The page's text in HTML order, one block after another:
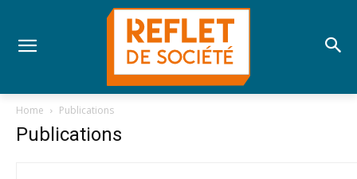
Home Publications
Publications